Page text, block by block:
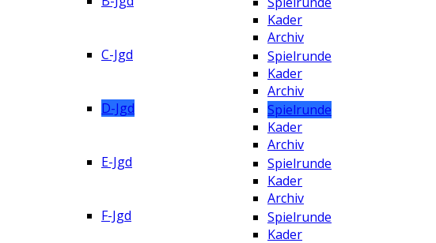
Kader
Archiv
C-Jgd
Spielrunde
Kader
Archiv
D-Jgd
Spielrunde
Kader
Archiv
E-Jgd
Spielrunde
Kader
Archiv
F-Jgd
Spielrunde
Kader